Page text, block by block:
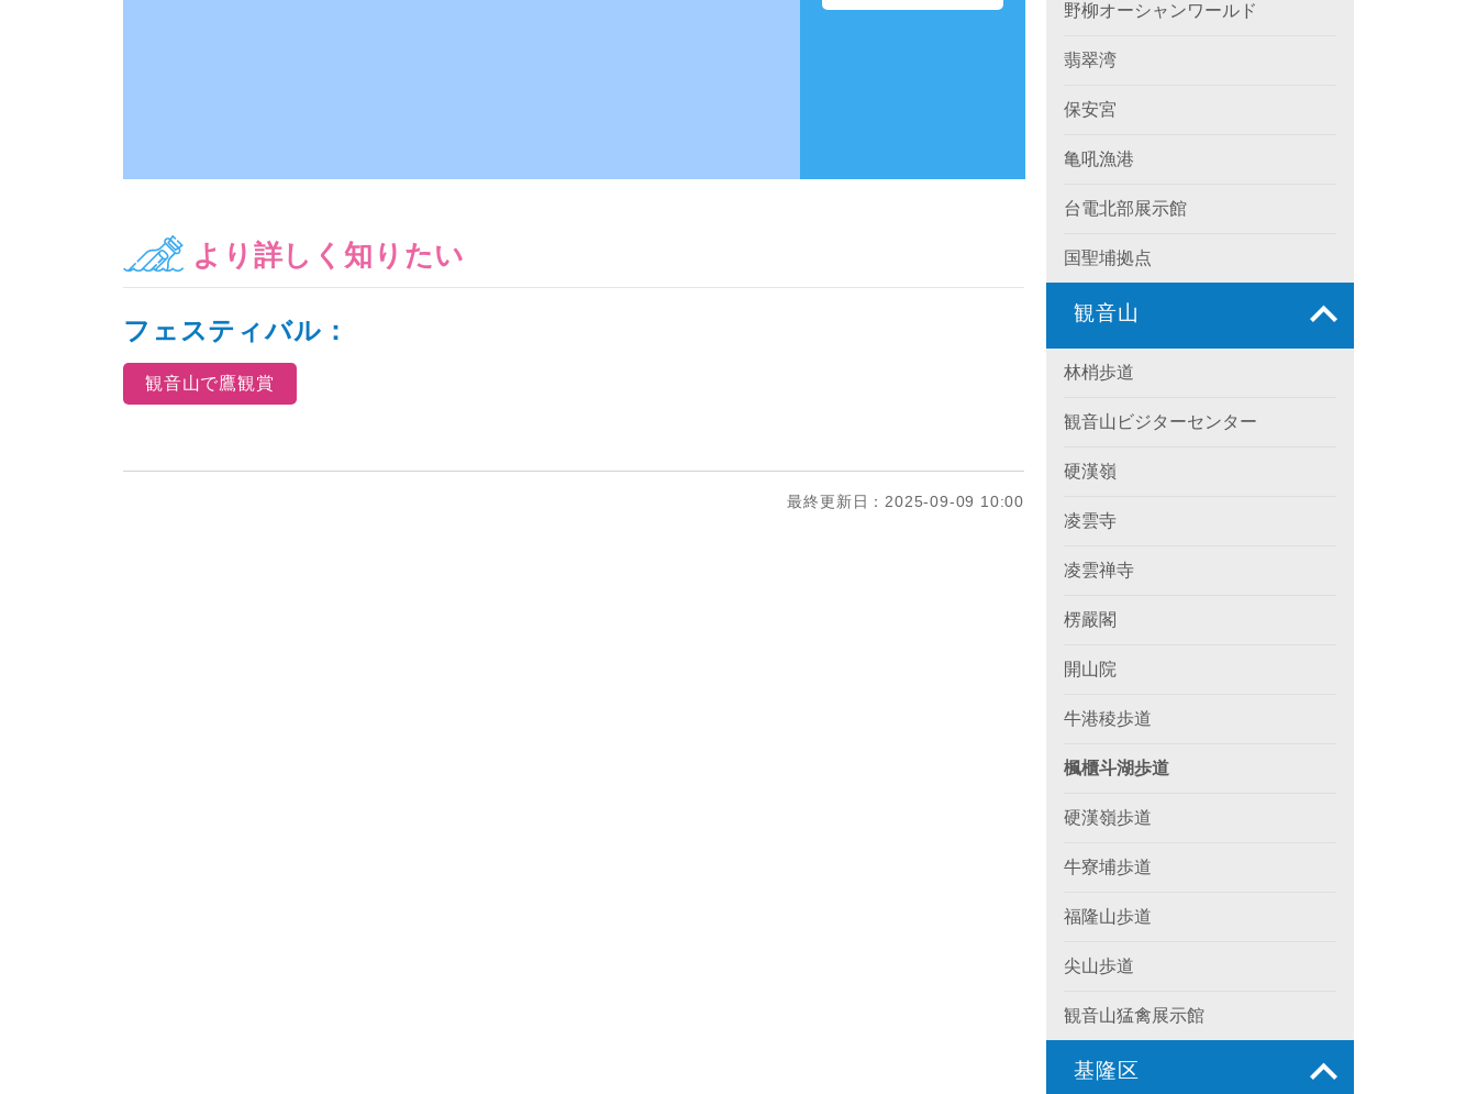
より詳しく知りたい
フェスティバル：
観音山で鷹観賞
最終更新日：2025-09-09 10:00
野柳オーシャンワールド
翡翠湾
保安宮
亀吼漁港
台電北部展示館
国聖埔拠点
観音山
林梢歩道
観音山ビジターセンター
硬漢嶺
凌雲寺
凌雲禅寺
楞嚴閣
開山院
牛港稜歩道
楓櫃斗湖歩道
硬漢嶺歩道
牛寮埔歩道
福隆山歩道
尖山歩道
観音山猛禽展示館
基隆区